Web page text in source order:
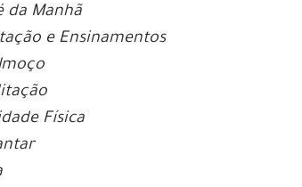
da Manhã
e Ensinamentos
Física